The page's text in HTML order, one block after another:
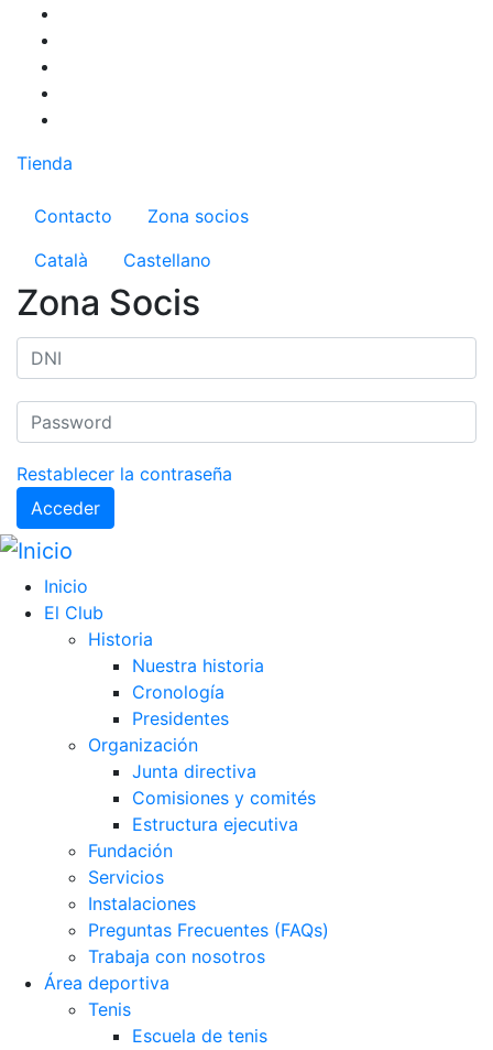
Pasar
contenido
principal
Tienda
Menú del compte d'usuari
Contacto
Zona socios
Català
Castellano
Zona Socis
Restablecer la contraseña
Acceder
Inicio
El Club
Historia
Nuestra historia
Cronología
Presidentes
Organización
Junta directiva
Comisiones y comités
Estructura ejecutiva
Fundación
Servicios
Instalaciones
Preguntas Frecuentes (FAQs)
Trabaja con nosotros
Área deportiva
Tenis
Escuela de tenis